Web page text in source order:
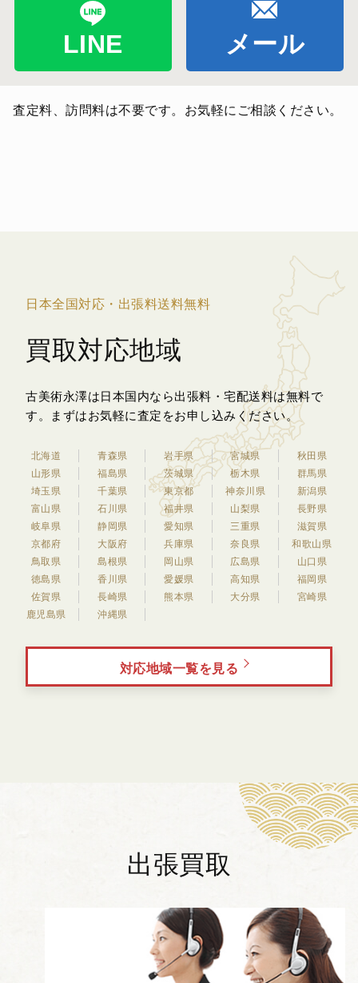
LINE メール
査定料、訪問料は不要です。お気軽にご相談ください。
日本全国対応・出張料送料無料
買取対応地域
古美術永澤は日本国内なら出張料・宅配送料は無料で
す。
まずはお気軽に査定をお申し込みください。
北海道 青森県 岩手県 宮城県
秋田県
山形県
福島県 茨城県 栃木県
群馬県
埼玉県
千葉県 東京都 神奈川県
新潟県
富山県
石川県 福井県 山梨県
長野県
岐阜県
静岡県 愛知県 三重県
滋賀県
京都府
大阪府 兵庫県 奈良県
和歌山県
鳥取県
島根県 岡山県 広島県
山口県
徳島県
香川県 愛媛県 高知県
福岡県
佐賀県
長崎県 熊本県 大分県
宮崎県
鹿児島県
沖縄県
対応地域一覧を見る
出張買取